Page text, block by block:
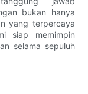
bukan hanya
yang terpercaya
siap memimpin
selama sepuluh